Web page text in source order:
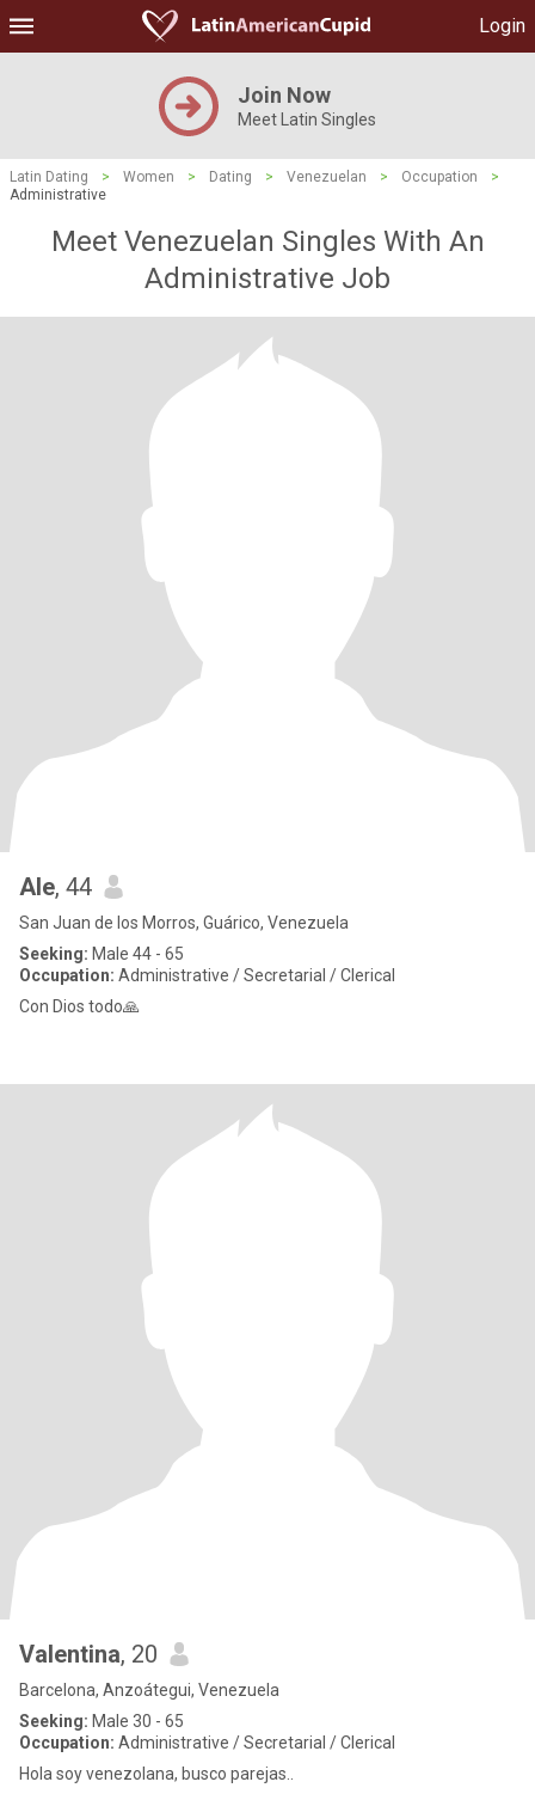
Login
Join Now
Meet Latin Singles
Latin Dating > Women > Dating > Venezuelan > Occupation
>
Administrative
Meet Venezuelan Singles With An
Administrative Job
Ale, 44
San Juan de los Morros, Guárico, Venezuela
Seeking: Male 44 - 65
Occupation: Administrative / Secretarial / Clerical
Con Dios todo🙏
Valentina, 20
Barcelona, Anzoátegui, Venezuela
Seeking: Male 30 - 65
Occupation: Administrative / Secretarial / Clerical
Hola soy venezolana, busco parejas..